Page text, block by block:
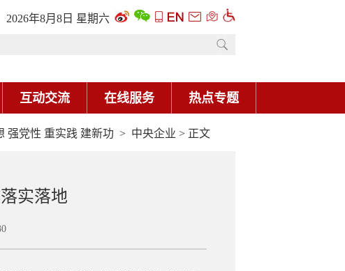
2026年8月8日 星期六
互动交流 在线服务 热点专题
强党性 重实践 建新功 > 中央企业 > 正文
实落地